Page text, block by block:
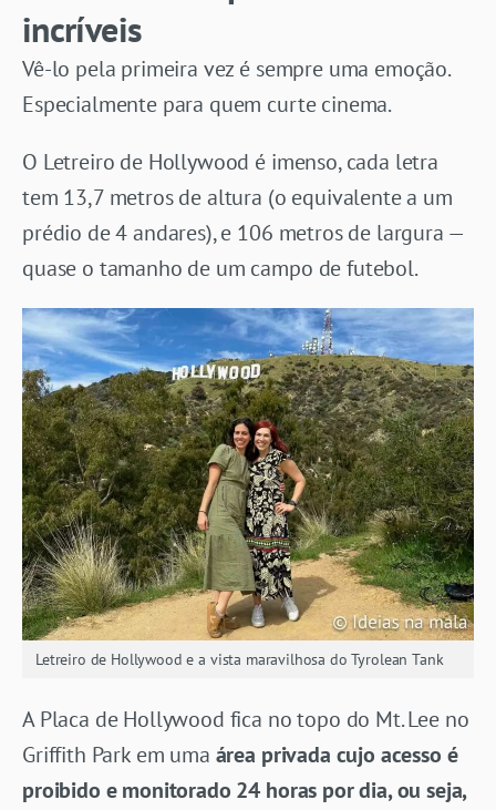
incríveis
Vê-lo pela primeira vez é sempre uma emoção.
Especialmente para quem curte cinema.
O Letreiro de Hollywood é imenso, cada letra
tem 13,7 metros de altura (o equivalente a um
prédio de 4 andares), e 106 metros de largura —
quase o tamanho de um campo de futebol.
Letreiro de Hollywood e a vista maravilhosa do Tyrolean Tank
A Placa de Hollywood fica no topo do Mt. Lee no
Griffith Park em uma área privada cujo acesso é
proibido e monitorado 24 horas por dia, ou seja,